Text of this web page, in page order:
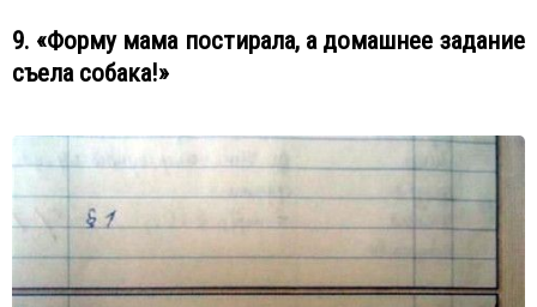
9. «Форму мама постирала, а домашнее задание
съела собака!»